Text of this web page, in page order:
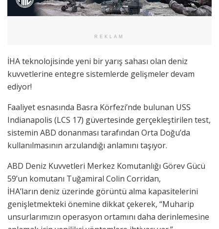
REKLAM
İHA teknolojisinde yeni bir yarış sahası olan deniz
kuvvetlerine entegre sistemlerde gelişmeler devam
ediyor!
Faaliyet esnasında Basra Körfezi’nde bulunan USS
Indianapolis (LCS 17) güvertesinde gerçekleştirilen test,
sistemin ABD donanması tarafından Orta Doğu’da
kullanılmasının arzulandığı anlamını taşıyor.
ABD Deniz Kuvvetleri Merkez Komutanlığı Görev Gücü
59’un komutanı Tuğamiral Colin Corridan,
İHA’ların deniz üzerinde görüntü alma kapasitelerini
genişletmekteki önemine dikkat çekerek, “Muharip
unsurlarımızın operasyon ortamını daha derinlemesine